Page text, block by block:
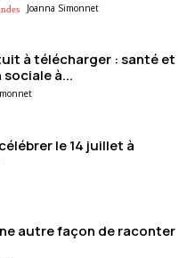
Joanna Simonnet
à télécharger : santé et
à...
le 14 juillet à
autre façon de raconter